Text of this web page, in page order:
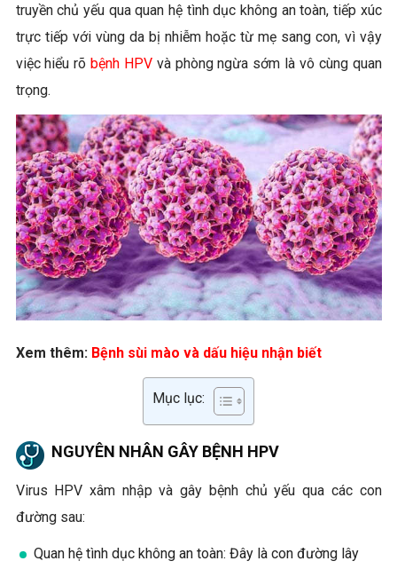
truyền chủ yếu qua quan hệ tình dục không an toàn, tiếp xúc
trực tiếp với vùng da bị nhiễm hoặc từ mẹ sang con, vì vậy
việc hiểu rõ bệnh HPVvà phòng ngừa sớm là vô cùng quan
trọng.
Xem thêm: Bệnh sùi mào và dấu hiệu nhận biết
Mục lục:
NGUYÊN NHÂN GÂY BỆNH HPV
Virus HPV xâm nhập và gây bệnh chủ yếu qua các con
đường sau:
Quan hệ tình dục không an toàn: Đây là con đường lây